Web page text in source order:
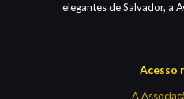
elegantes de Salvador, a
Acesso
A